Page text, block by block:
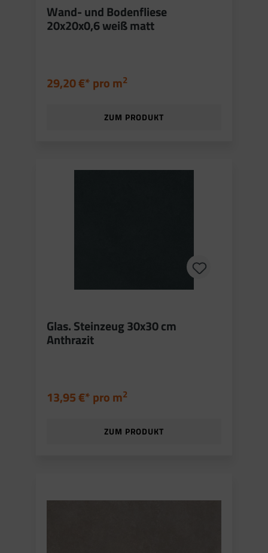
Wand- und Bodenfliese
20x20x0,6 weiß matt
29,20 €* pro m2
ZUM PRODUKT
Glas. Steinzeug 30x30 cm
Anthrazit
13,95 €* pro m2
ZUM PRODUKT